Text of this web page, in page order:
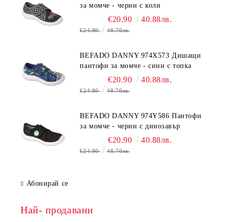
за момче - черни с коли
€20.90 40.88лв.
€24.90 48.70лв.
BEFADO DANNY 974X573 Дишащи
пантофи за момче - сини с топка
€20.90 40.88лв.
€24.90 48.70лв.
BEFADO DANNY 974Y586 Пантофи
за момче - черни с динозавър
€20.90 40.88лв.
€24.90 48.70лв.
Абонирай се
Най- продавани